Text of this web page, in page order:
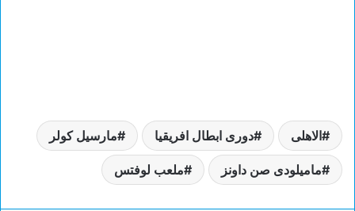
الاهلى دورى ابطال افريقيا مارسيل كولر
ماميلودى صن داونز ملعب لوفتس